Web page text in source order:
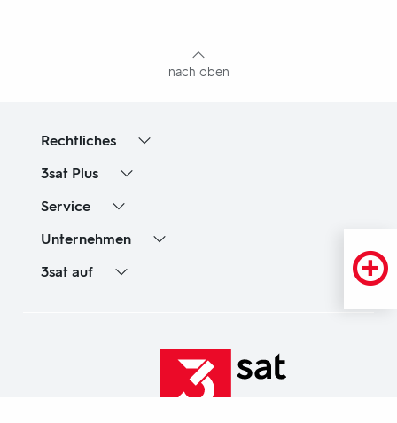
nach oben
Rechtliches
3sat Plus
Service
Unternehmen
3sat auf